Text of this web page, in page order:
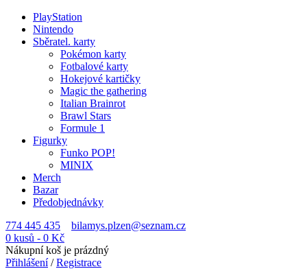
PlayStation
Nintendo
Sběratel. karty
Pokémon karty
Fotbalové karty
Hokejové kartičky
Magic the gathering
Italian Brainrot
Brawl Stars
Formule 1
Figurky
Funko POP!
MINIX
Merch
Bazar
Předobjednávky
774 445 435
bilamys.plzen@seznam.cz
0 kusů - 0 Kč
Nákupní koš je prázdný
Přihlášení/Registrace